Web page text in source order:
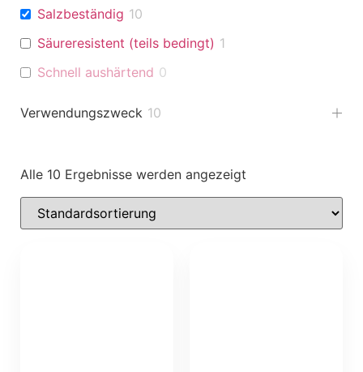
Salzbeständig 10
Säureresistent (teils bedingt) 1
Schnell aushärtend 0
Verwendungszweck 10
Alle 10 Ergebnisse werden angezeigt